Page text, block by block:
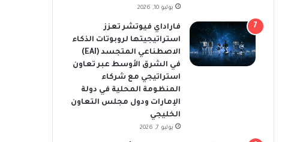
يوليو 10, 2026
فاراداي فيوتشر تعزز
استراتيجيتها لروبوتات الذكاء
الاصطناعي المتجسد (EAI)
في الشرق الأوسط عبر تعاون
استراتيجي مع شركاء
المنظومة المحلية في دولة
الإمارات ودول مجلس التعاون
الخليجي
يوليو 7, 2026